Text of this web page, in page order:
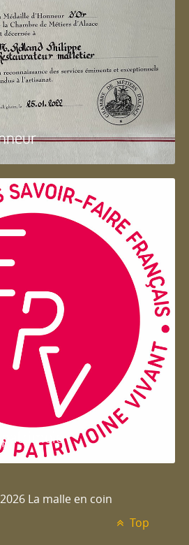
patrimoie
La malle en coin
Top